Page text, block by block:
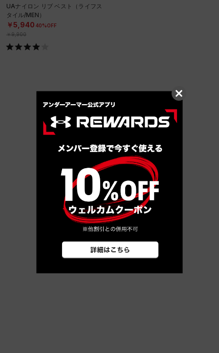
UAナイロン リブ ベスト（ライフス
タイル/MEN）
￥5,940 40%OFF
￥9,900
他のおすすめアイテム